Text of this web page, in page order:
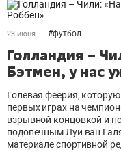
23 июня #футбол
Голландия –
Бэтмен, у нас
Голевая феерия,
первых играх на
взрывной концовкой и
подопечным Луи ван
материале спортивной